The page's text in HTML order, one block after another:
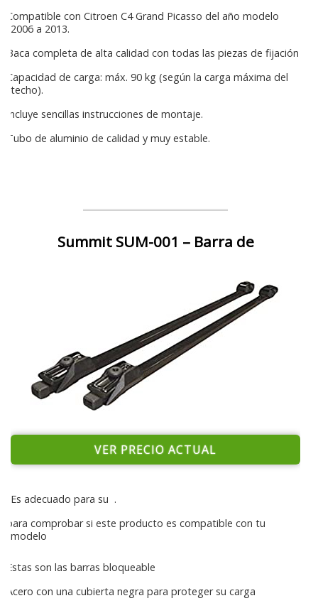
Compatible con Citroen C4 Grand Picasso del año modelo
2006 a 2013.
Baca completa de alta calidad con todas las piezas de fijación
Capacidad de carga: máx. 90 kg (según la carga máxima del
techo).
Incluye sencillas instrucciones de montaje.
Tubo de aluminio de calidad y muy estable.
Summit SUM-001 – Barra de
VER PRECIO ACTUAL
Es adecuado para su .
para comprobar si este producto es compatible con tu
modelo
Estas son las barras bloqueable
Acero con una cubierta negra para proteger su carga